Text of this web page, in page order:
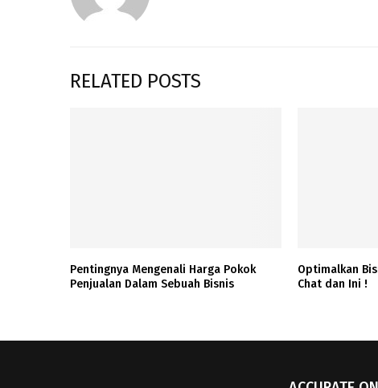
RELATED POSTS
Pentingnya Mengenali Harga Pokok
Penjualan Dalam Sebuah Bisnis
Optimalkan
Chat dan Ini !